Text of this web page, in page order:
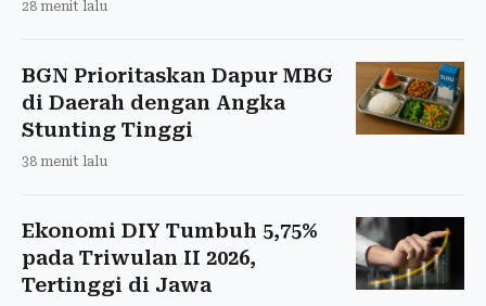
28 menit lalu
BGN Prioritaskan Dapur MBG
di Daerah dengan Angka
Stunting Tinggi
38 menit lalu
Ekonomi DIY Tumbuh 5,75%
pada Triwulan II 2026,
Tertinggi di Jawa